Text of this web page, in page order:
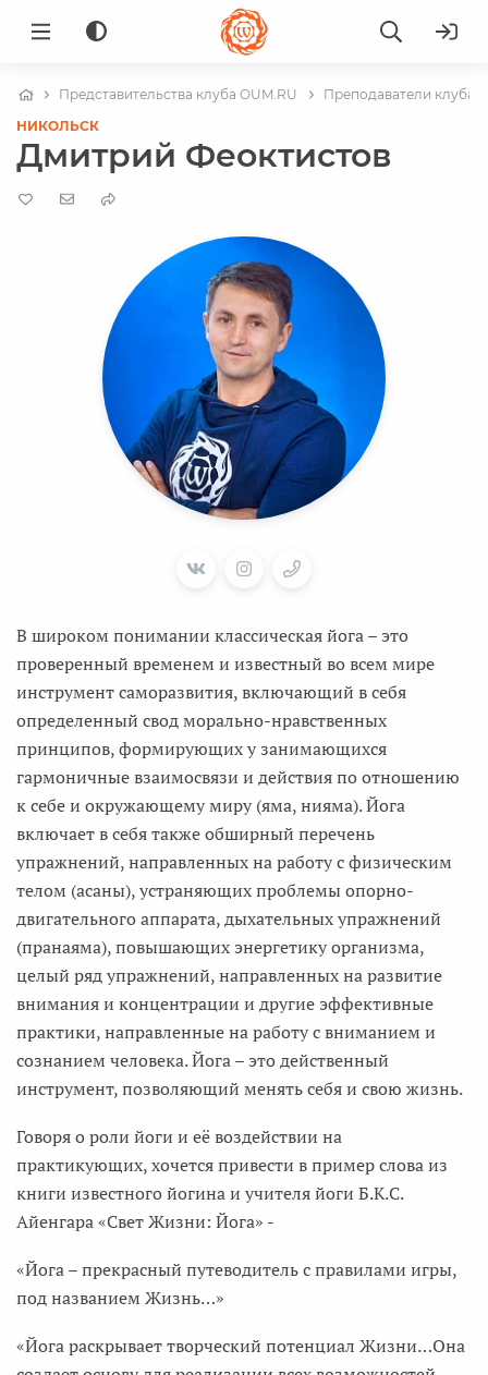
Представительства клуба OUM.RU
Преподаватели клуба
НИКОЛЬСК
Дмитрий Феоктистов
В широком понимании классическая йога – это
проверенный временем и известный во всем мире
инструмент саморазвития, включающий в себя
определенный свод морально-нравственных
принципов, формирующих у занимающихся
гармоничные взаимосвязи и действия по отношению
к себе и окружающему миру (яма, нияма). Йога
включает в себя также обширный перечень
упражнений, направленных на работу с физическим
телом (асаны), устраняющих проблемы опорно-
двигательного аппарата, дыхательных упражнений
(пранаяма), повышающих энергетику организма,
целый ряд упражнений, направленных на развитие
внимания и концентрации и другие эффективные
практики, направленные на работу с вниманием и
сознанием человека. Йога – это действенный
инструмент, позволяющий менять себя и свою жизнь.
Говоря о роли йоги и её воздействии на
практикующих, хочется привести в пример слова из
книги известного йогина и учителя йоги Б.К.С.
Айенгара «Свет Жизни: Йога» -
«Йога – прекрасный путеводитель с правилами игры,
под названием Жизнь…»
«Йога раскрывает творческий потенциал Жизни…Она